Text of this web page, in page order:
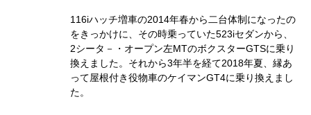
116iハッチ増車の2014年春から二台体制になったの
をきっかけに、その時乗っていた523iセダンから、
2シータ－・オープン左MTのボクスターGTSに乗り
換えました。それから3年半を経て2018年夏、縁あ
って屋根付き役物車のケイマンGT4に乗り換えまし
た。